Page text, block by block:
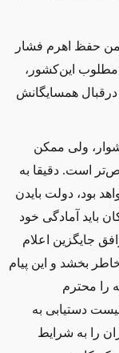
حفظ اهرم فشار
این‌کشور،
درقبال همسایگانش
ولی ممکن
است. دقیقا به
بود، دولت بایدن
باید آمادگی خود
جایگزین اعلام
بخشد و این پیام
را محترم
دستیابی به
را به شرایط